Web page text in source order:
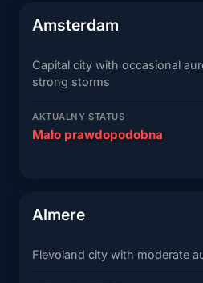
Amsterdam
Capital city with occasional
strong storms
AKTUALNY STATUS
Mało prawdopodobna
Almere
Flevoland city with moderate